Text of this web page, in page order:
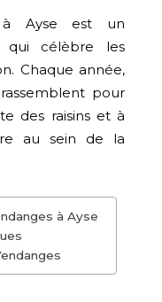
à Ayse est un
qui célèbre les
Chaque année,
pour
des raisins et à
au sein de la
à Ayse